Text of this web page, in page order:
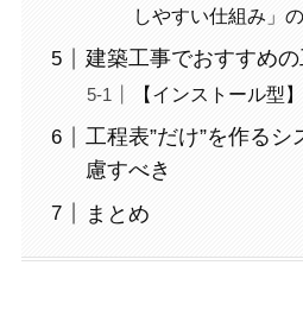
しやすい仕組み」
建築工事でおすすめ
【インストール型
工程表”だけ”を作る
慮すべき
まとめ